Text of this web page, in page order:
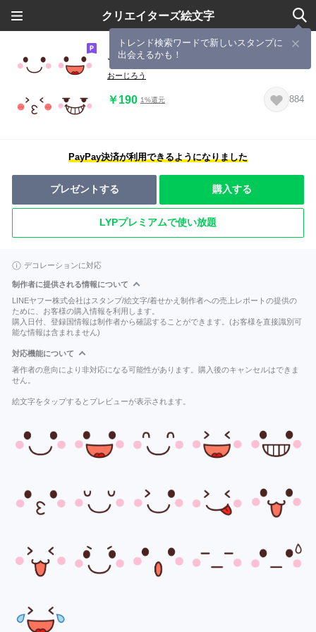
クリエイターズ絵文字
トレンド検索ワードで新しいスタンプに
出会えるかも！
☆毎日使えるキュートな顔文字☆
おーじろう
￥190 1%還元 884
PayPay決済が利用できるようになりました
プレゼントする 購入する
LYPプレミアムで使い放題
デコレーションに対応
制作者に提供される情報について
LINEヤフー株式会社はスタンプ/絵文字/着せかえ制作者への売上レポートの提供の
ために、お客様の購入情報を利用します。
購入日付、登録国情報は制作者から確認することができます。(お客様を直接識別可
能な情報は含まれません)
対応機能について
著作者の意向により非対応になる可能性があります。購入後のキャンセルはできま
せん。
絵文字をタップするとプレビューが表示されます。